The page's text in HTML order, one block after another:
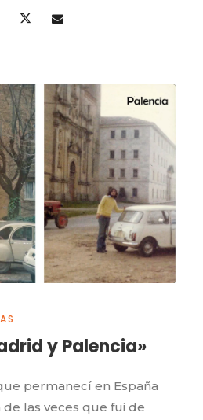
y Palencia»
permanecí en España
de las veces que fui de